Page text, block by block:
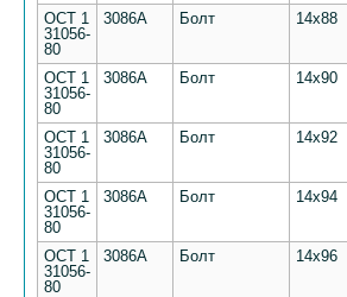
ОСТ 1
31056-
80
3086А Болт 14х88
ОСТ 1
31056-
80
3086А Болт 14х90
ОСТ 1
31056-
80
3086А Болт 14х92
ОСТ 1
31056-
80
3086А Болт 14х94
ОСТ 1
31056-
80
3086А Болт 14х96